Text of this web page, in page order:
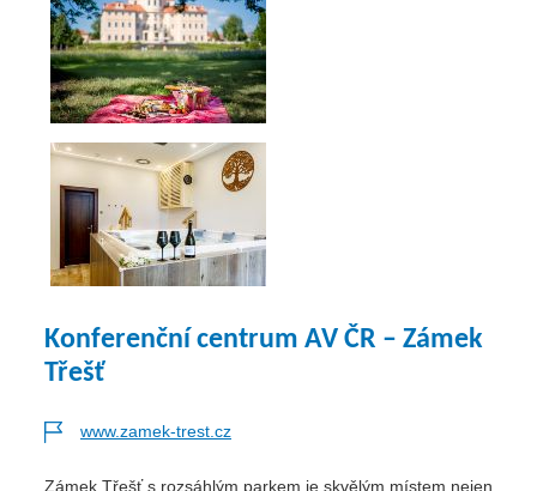
Konferenční centrum AV ČR – Zámek
Třešť
www.zamek-trest.cz
Zámek Třešť s rozsáhlým parkem je skvělým místem nejen